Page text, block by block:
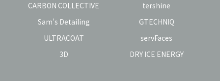
CARBON COLLECTIVE
tershine
Sam’s Detailing
GTECHNIQ
ULTRACOAT
servFaces
3D
DRY ICE ENERGY